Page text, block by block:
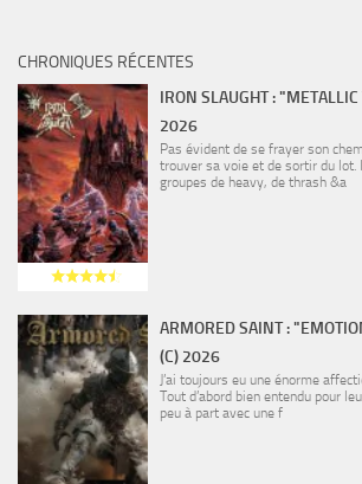
CHRONIQUES RÉCENTES
IRON SLAUGHT :
2026
Pas évident de se frayer son
trouver sa voie et de sortir du lot.
groupes de heavy, de thrash &a
ARMORED SAINT :
(C) 2026
J’ai toujours eu une énorme
Tout d’abord bien entendu pour
peu à part avec une f